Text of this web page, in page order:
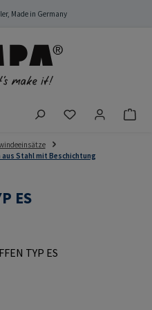
Made in Germany
Du hast 0
aus Stahl mit Beschichtung
ES